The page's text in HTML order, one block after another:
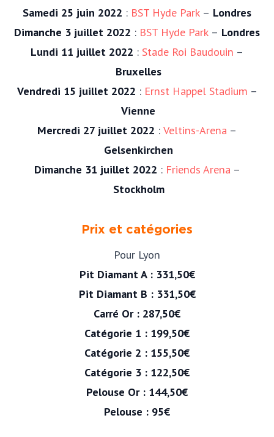
Samedi 25 juin 2022 : BST Hyde Park – Londres
Dimanche 3 juillet 2022 : BST Hyde Park – Londres
Lundi 11 juillet 2022 : Stade Roi Baudouin –
Bruxelles
Vendredi 15 juillet 2022 : Ernst Happel Stadium –
Vienne
Mercredi 27 juillet 2022 : Veltins-Arena –
Gelsenkirchen
Dimanche 31 juillet 2022 : Friends Arena –
Stockholm
Prix et catégories
Pour Lyon
Pit Diamant A : 331,50€
Pit Diamant B : 331,50€
Carré Or : 287,50€
Catégorie 1 : 199,50€
Catégorie 2 : 155,50€
Catégorie 3 : 122,50€
Pelouse Or : 144,50€
Pelouse : 95€